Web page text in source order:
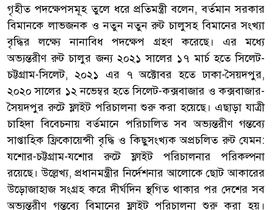
গৃহীত পদক্ষেপসমূহ তুলে ধরে প্রতিমন্ত্রী বলেন, বর্তমান সরকার
বিমানকে লাভজনক ও নতুন নতুন রুট চালুসহ বিমানের সংখ্যা
বৃদ্ধির লক্ষ্যে নানাবিধ পদক্ষেপ গ্রহণ করেছে। এর মধ্যে
অভ্যন্তরীণ রুট চালুর জন্য ২০২১ সালের ১৭ মার্চ হতে সিলেট-
চট্টগ্রাম-সিলেট, ২০২১ এর ৭ অক্টোবর হতে ঢাকা-সৈয়দপুর,
২০২০ সালের ১২ নভেম্বর হতে সিলেট-কক্সবাজার ও কক্সবাজার-
সৈয়দপুর রুটে ফ্লাইট পরিচালনা শুরু করা হয়েছে। এছাড়া যাত্রী
চাহিদা বিবেচনায় বর্তমানে পরিচালিত সব অভ্যন্তরীণ গন্তব্যে
সাপ্তাহিক ফ্রিকোয়েন্সী বৃদ্ধি ও কিছুসংখ্যক অপ্রচলিত রুট যেমন:
যশোর-চট্টগ্রাম-যশোর রুটে ফ্লাইট পরিচালনার পরিকল্পনা
রয়েছে। উল্লেখ্য, প্রধানমন্ত্রীর নির্দেশনার আলোকে ছোট আকারের
উড়োজাহাজ সংগ্রহ করে দীর্ঘদিন স্থগিত থাকার পর দেশের সব
অভ্যন্তরীণ গন্তব্যে বিমানের ফ্লাইট পরিচালনা শুরু করা হয়।